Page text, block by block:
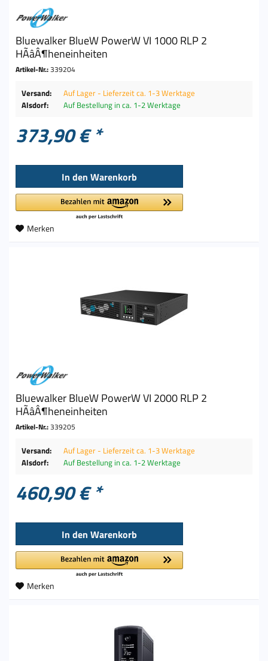
Bluewalker BlueW PowerW VI 1000 RLP 2
HÃâÂ¶heneinheiten
Artikel-Nr.:339204
Versand:
Auf Lager - Lieferzeit ca. 1-3 Werktage
Alsdorf:
Auf Bestellung in ca. 1-2 Werktage
373,90 € *
In den Warenkorb
Merken
Bluewalker BlueW PowerW VI 2000 RLP 2
HÃâÂ¶heneinheiten
Artikel-Nr.:339205
Versand:
Auf Lager - Lieferzeit ca. 1-3 Werktage
Alsdorf:
Auf Bestellung in ca. 1-2 Werktage
460,90 € *
In den Warenkorb
Merken